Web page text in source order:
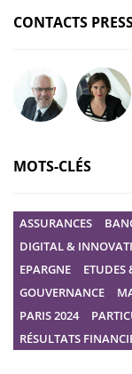
CONTACTS
Poser votrePoser
MOTS-CLÉS
ASSURANCES
DIGITAL &
EPARGNE
ETUDES
GOUVERNANCE
PARIS 2024
RÉSULTATS